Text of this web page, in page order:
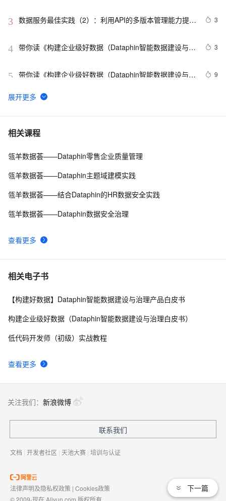
3 数据服务最佳实践（2）：利用API的多版本管理能力提升
3
4 带你读《构建企业级好数据（Dataphin智能数据建设与治
（2）
3
5 带你读《构建企业级好数据（Dataphin智能数据建设与治
据概览
9
6
Dataphin V3.14 版本升级｜研发平台更易用，治理能力
7 Dataphin（智能数据建设与治理）V3.13版本升级速览
8 带你读《构建企业级好数据（Dataphin智能数据建设与治
（1）
理利器
10Dataphin核心功能（五）资源治理：每年节约数亿元，数
相关课程
查看更多
瓴羊数据荟——Dataphin零售企业质量管理
瓴羊数据荟——Dataphin主题域建模实践
瓴羊数据荟——结合Dataphin的HR数据安全实践
瓴羊数据荟——Dataphin数据安全治理
相关电子书
查看更多
【构建好数据】Dataphin智能数据建设与治理产品白皮书
构建企业级好数据（Dataphin智能数据建设与治理白皮书）
低代码开发师（初级）实战教程
下一篇
关注我们： 新浪微博
联系我们
文档 | 开发者社区 | 天池大赛 | 培训与认证
法律声明及隐私权政策 | Cookies政策
© 2009-现在 Aliyun.com 版权所有